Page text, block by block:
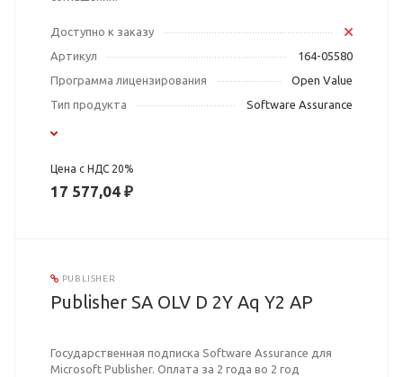
Доступно к заказу
Артикул
164-05580
Программа лицензирования
Open Value
Тип продукта
Software Assurance
Цена с НДС 20%
17 577,04 ₽
PUBLISHER
Publisher SA OLV D 2Y Aq Y2 AP
Государственная подписка Software Assurance для
Microsoft Publisher. Оплата за 2 года во 2 год